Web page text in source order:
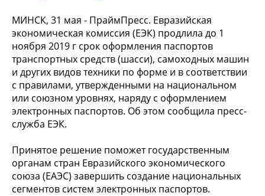
МИНСК, 31 мая - ПраймПресс. Евразийская
экономическая комиссия (ЕЭК) продлила до 1
ноября 2019 г срок оформления паспортов
транспортных средств (шасси), самоходных машин
и других видов техники по форме и в соответствии
с правилами, утвержденными на национальном
или союзном уровнях, наряду с оформлением
электронных паспортов. Об этом сообщила пресс-
служба ЕЭК.
Принятое решение поможет государственным
органам стран Евразийского экономического
союза (ЕАЭС) завершить создание национальных
сегментов систем электронных паспортов.